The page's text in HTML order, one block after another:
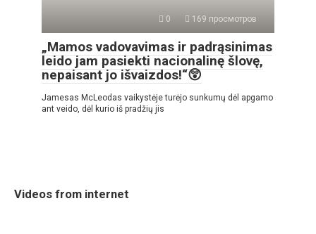
0 169 просмотров
„Mamos vadovavimas ir padrąsinimas
leido jam pasiekti nacionalinę šlovę,
nepaisant jo išvaizdos!“😲
Jamesas McLeodas vaikystėje turėjo sunkumų dėl apgamo
ant veido, dėl kurio iš pradžių jis
Videos from internet